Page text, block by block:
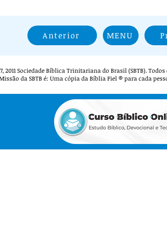
Anterior MENU
2011 Sociedade Bíblica Trinitariana do Brasil (SBTB).
da SBTB é: Uma cópia da Bíblia Fiel ® para cada